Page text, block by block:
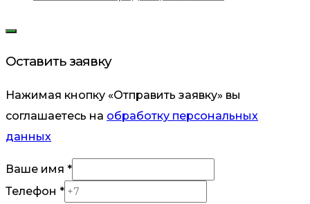
Оставить заявку
Нажимая кнопку «Отправить заявку» вы
соглашаетесь на обработку персональных
данных
Телефон
имя
Ваше имя *
Телефон *